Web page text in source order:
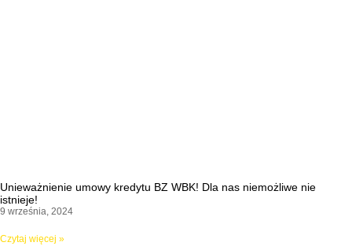
Unieważnienie umowy kredytu BZ WBK! Dla nas niemożliwe nie
istnieje!
9 września, 2024
Czytaj więcej »